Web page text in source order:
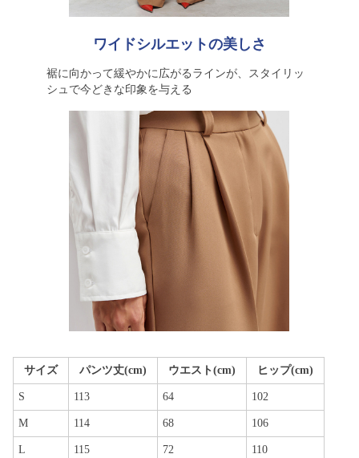
ワイドシルエットの美しさ
裾に向かって緩やかに広がるラインが、スタイリッ
シュで今どきな印象を与える
サイズ パンツ丈(cm) ウエスト(cm) ヒップ(cm)
S 113 64 102
M 114 68 106
L 115 72 110